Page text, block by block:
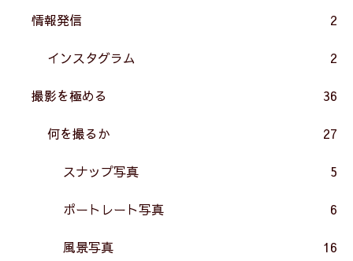
情報発信 2
インスタグラム 2
撮影を極める 36
何を撮るか 27
スナップ写真 5
ポートレート写真 6
風景写真 16